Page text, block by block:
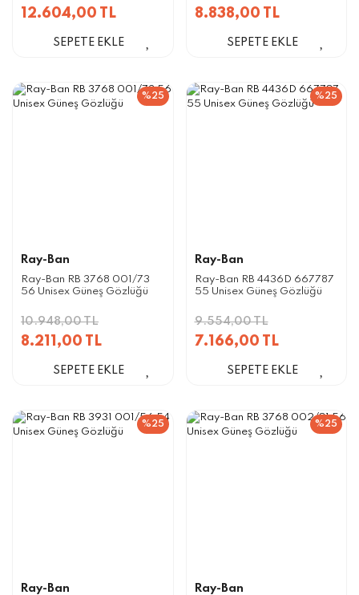
12.604,00 TL
SEPETE EKLE
8.838,00 TL
SEPETE EKLE
%25
Ray-Ban
Ray-Ban RB 3768 001/73
56 Unisex Güneş Gözlüğü
10.948,00 TL
8.211,00 TL
SEPETE EKLE
%25
Ray-Ban
Ray-Ban RB 4436D 667787
55 Unisex Güneş Gözlüğü
9.554,00 TL
7.166,00 TL
SEPETE EKLE
%25
Ray-Ban
%25
Ray-Ban